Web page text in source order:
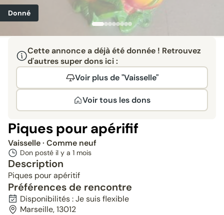
Donné
Cette annonce a déjà été donnée ! Retrouvez
d'autres super dons ici :
Voir plus de "Vaisselle"
Voir tous les dons
Piques pour apérifif
Vaisselle· Comme neuf
Don posté il y a 1 mois
Description
Piques pour apéritif
Préférences de rencontre
Disponibilités : Je suis flexible
Marseille, 13012